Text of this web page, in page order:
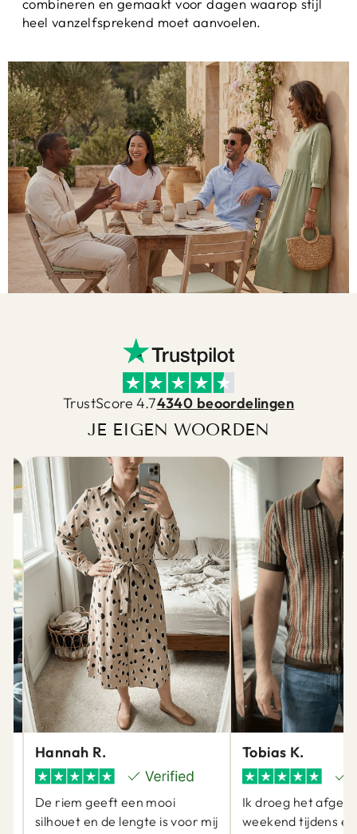
combineren en gemaakt voor dagen waarop stijl
heel vanzelfsprekend moet aanvoelen.
TrustScore 4.74340 beoordelingen
JE EIGEN WOORDEN
Hannah R.
De riem geeft een mooi
silhouet en de lengte is voor mij
Tobias K.
Ik droeg het
weekend tijdens